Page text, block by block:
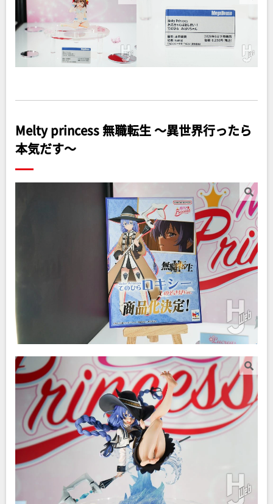
Melty princess 無職転生 ～異世界行ったら
本気だす～